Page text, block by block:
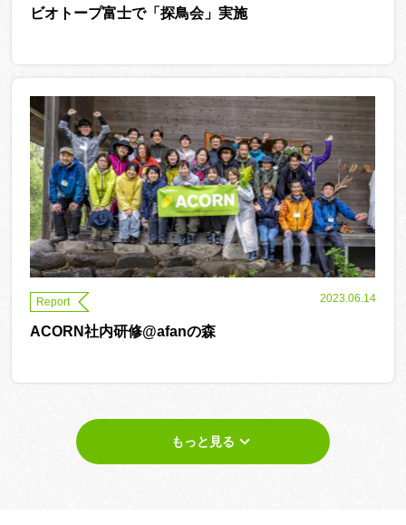
ビオトープ富士で「探鳥会」実施
Report 2023.06.14
ACORN社内研修@afanの森
もっと見る